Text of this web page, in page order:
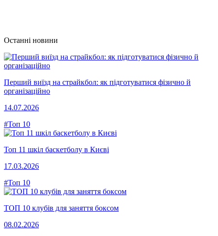
Останні новини
Перший виїзд на страйкбол: як підготуватися фізично й
організаційно
14.07.2026
#Топ 10
Топ 11 шкіл баскетболу в Києві
17.03.2026
#Топ 10
ТОП 10 клубів для заняття боксом
08.02.2026